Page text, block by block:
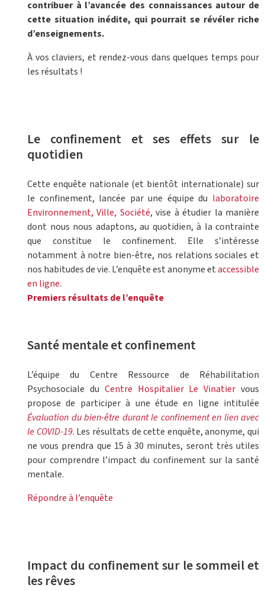
contribuer à l’avancée des connaissances autour de
cette situation inédite, qui pourrait se révéler riche
d’enseignements.
À vos claviers, et rendez-vous dans quelques temps pour
les résultats !
Le confinement et ses effets sur le
quotidien
Cette enquête nationale (et bientôt internationale) sur
le confinement, lancée par une équipe du laboratoire
Environnement, Ville, Société, vise à étudier la manière
dont nous nous adaptons, au quotidien, à la contrainte
que constitue le confinement. Elle s’intéresse
notamment à notre bien-être, nos relations sociales et
nos habitudes de vie. L’enquête est anonyme etaccessible
en ligne.
Premiers résultats de l’enquête
Santé mentale et confinement
L’équipe du Centre Ressource de Réhabilitation
Psychosociale du Centre Hospitalier Le Vinatier vous
propose de participer à une étude en ligne intitulée
Évaluation du bien-être durant le confinement en lien avec
le COVID-19. Les résultats de cette enquête, anonyme, qui
ne vous prendra que 15 à 30 minutes, seront très utiles
pour comprendre l’impact du confinement sur la santé
mentale.
Répondre à l’enquête
Impact du confinement sur le sommeil et
les rêves